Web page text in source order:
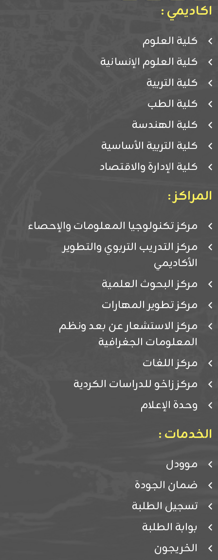
اكاديمي :
كلية العلوم
كلية العلوم الإنسانية
كلية التربية
كلية الطب
كلية الهندسة
كلية التربية الأساسية
كلية الإدارة والاقتصاد
المراكز :
مركز تكنولوجيا المعلومات والإحصاء
مركز التدريب التربوي والتطوير
الأكاديمي
مركز البحوث العلمية
مركز تطوير المهارات
مركز الاستشعار عن بعد ونظم
المعلومات الجغرافية
مركز اللغات
مركز زاخو للدراسات الكردية
وحدة الإعلام
الخدمات :
موودل
ضمان الجودة
تسجيل الطلبة
بوابة الطلبة
الخريجون